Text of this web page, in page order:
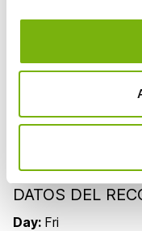
Por favor,
detalles del tour
habilidades.
Edad mínima para
¿Interesado en la
DATOS DEL
Day: Fri